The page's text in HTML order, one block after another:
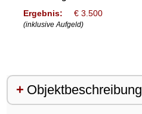
Ergebnis:
€ 3.500
(inklusive Aufgeld)
Objektbeschreibung